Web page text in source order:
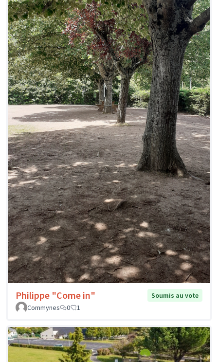
Philippe "Come in"
Soumis au vote
Commynes
0 1